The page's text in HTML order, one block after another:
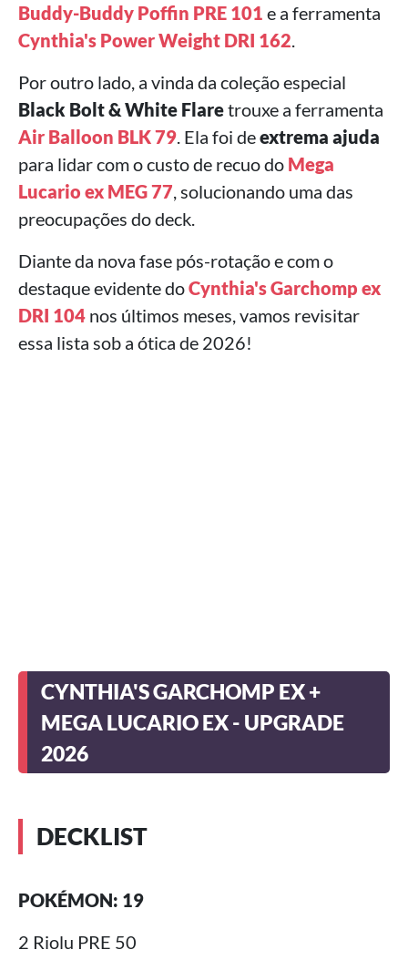
Buddy-Buddy Poffin PRE 101 e a ferramenta
Cynthia's Power Weight DRI 162.
Por outro lado, a vinda da coleção especial
Black Bolt & White Flaretrouxe a ferramenta
Air Balloon BLK 79. Ela foi deextrema ajuda
para lidar com o custo de recuo do Mega
Lucario ex MEG 77, solucionando uma das
preocupações do deck.
Diante da nova fase pós-rotação e com o
destaque evidente doCynthia's Garchomp ex
DRI 104 nos últimos meses, vamos revisitar
essa lista sob a ótica de 2026!
CYNTHIA'S GARCHOMP EX +
MEGA LUCARIO EX - UPGRADE
2026
DECKLIST
POKÉMON: 19
2 Riolu PRE 50